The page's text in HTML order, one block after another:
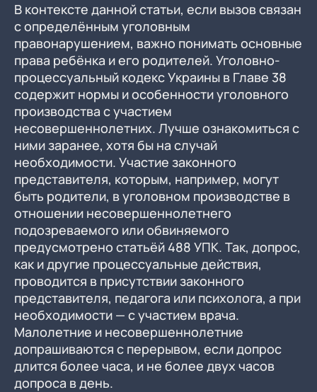
В контексте данной статьи, если вызов связан
с определённым уголовным
правонарушением, важно понимать основные
права ребёнка и его родителей. Уголовно-
процессуальный кодекс Украины в Главе 38
содержит нормы и особенности уголовного
производства с участием
несовершеннолетних. Лучше ознакомиться с
ними заранее, хотя бы на случай
необходимости. Участие законного
представителя, которым, например, могут
быть родители, в уголовном производстве в
отношении несовершеннолетнего
подозреваемого или обвиняемого
предусмотрено статьёй 488 УПК. Так, допрос,
как и другие процессуальные действия,
проводится в присутствии законного
представителя, педагога или психолога, а при
необходимости — с участием врача.
Малолетние и несовершеннолетние
допрашиваются с перерывом, если допрос
длится более часа, и не более двух часов
допроса в день.